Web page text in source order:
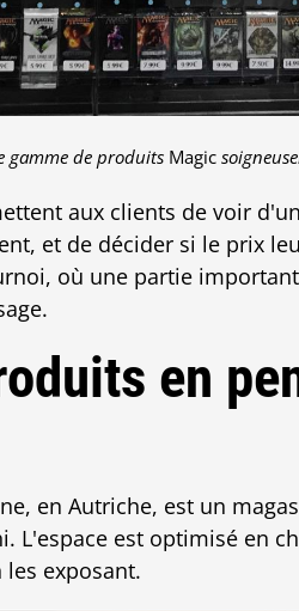
gamme de produits Magic
aux clients de voir
et de décider si le prix
où une partie
en
en Autriche, est un
L'espace est optimisé en
exposant.